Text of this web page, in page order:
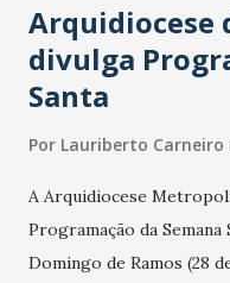
Arquidiocese
divulga
Santa
Por Lauriberto Carneiro
A Arquidiocese
Programação da Semana
Domingo de Ramos (28